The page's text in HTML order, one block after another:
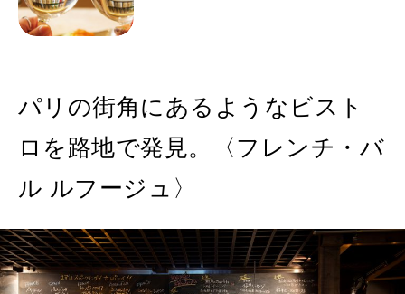
パリの街角にあるようなビスト
ロを路地で発見。〈フレンチ・バ
ル ルフージュ〉